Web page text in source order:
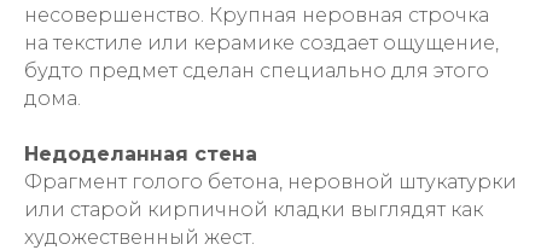
несовершенство. Крупная неровная строчка
на текстиле или керамике создает ощущение,
будто предмет сделан специально для этого
дома.
Недоделанная стена
Фрагмент голого бетона, неровной штукатурки
или старой кирпичной кладки выглядят как
художественный жест.